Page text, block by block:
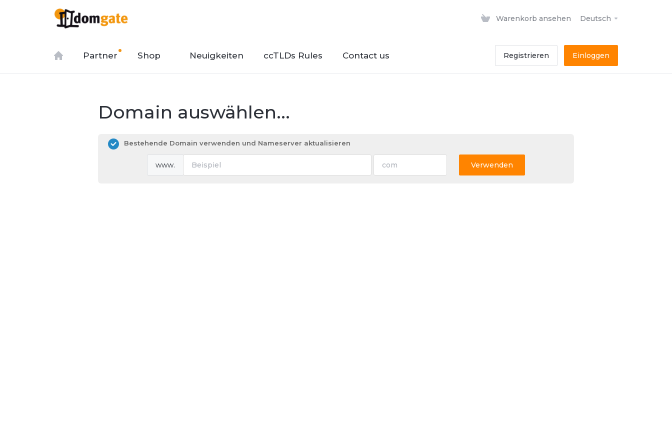
Warenkorb ansehen Deutsch
Partner Shop Neuigkeiten ccTLDs Rules Contact us Registrieren Einloggen
Domain auswählen...
Bestehende Domain verwenden und Nameserver aktualisieren
www. Verwenden